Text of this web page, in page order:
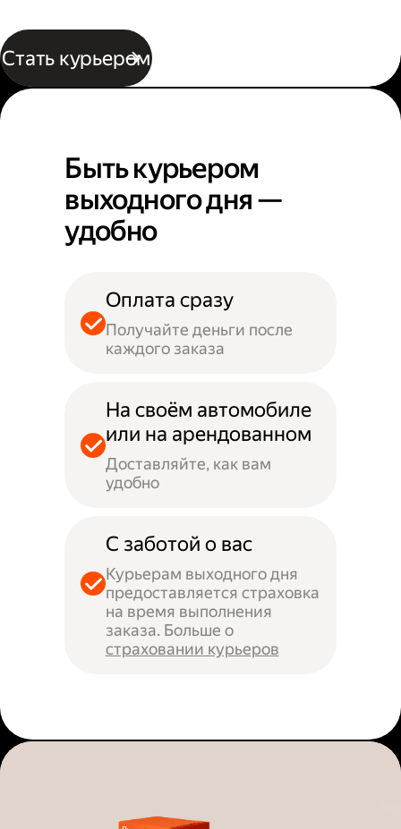
Стать курьером
Быть курьером
выходного дня —
удобно
Оплата сразу
Получайте деньги после
каждого заказа
На своём автомобиле
или на арендованном
Доставляйте, как вам
удобно
С заботой о вас
Курьерам выходного дня
предоставляется страховка
на время выполнения
заказа. Больше о
страховании курьеров